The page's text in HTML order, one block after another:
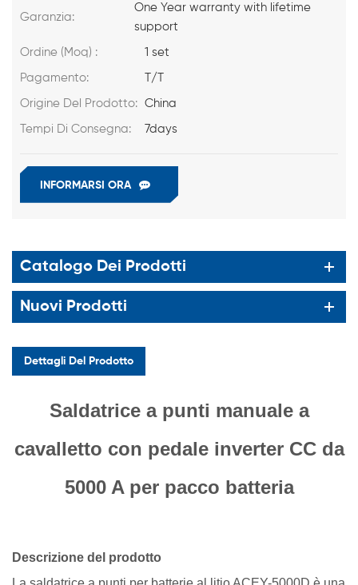
Garanzia:
One Year warranty with lifetime
support
Ordine (Moq) : 1 set
Pagamento: T/T
Origine Del Prodotto: China
Tempi Di Consegna: 7days
INFORMARSI ORA
Catalogo Dei Prodotti
Nuovi Prodotti
Dettagli Del Prodotto
Saldatrice a punti manuale a
cavalletto con pedale inverter CC da
5000 A per pacco batteria
Descrizione del prodotto